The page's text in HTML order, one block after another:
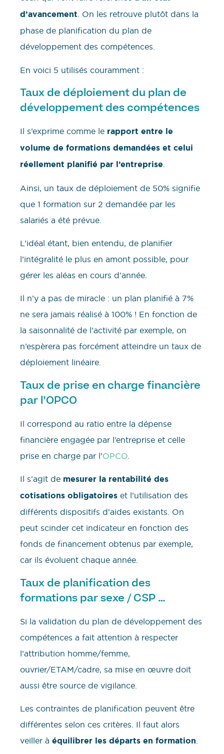
d’avancement. On les retrouve plutôt dans la
phase de planification du plan de
développement des compétences.
En voici 5 utilisés couramment :
Taux de déploiement du plan de
développement des compétences
Il s’exprime comme le rapport entre le
volume de formations demandées et celui
réellement planifié par l’entreprise.
Ainsi, un taux de déploiement de 50% signifie
que 1 formation sur 2 demandée par les
salariés a été prévue.
L’idéal étant, bien entendu, de planifier
l’intégralité le plus en amont possible, pour
gérer les aléas en cours d’année.
Il n’y a pas de miracle : un plan planifié à 7%
ne sera jamais réalisé à 100% ! En fonction de
la saisonnalité de l’activité par exemple, on
n’espèrera pas forcément atteindre un taux de
déploiement linéaire.
Taux de prise en charge financière
par l’OPCO
Il correspond au ratio entre la dépense
financière engagée par l’entreprise et celle
prise en charge par l’OPCO
Il s’agit de mesurer la rentabilité des
cotisations obligatoires et l’utilisation des
différents dispositifs d’aides existants. On
peut scinder cet indicateur en fonction des
fonds de financement obtenus par exemple,
car ils évoluent chaque année.
Taux de planification des
formations par sexe / CSP …
Si la validation du plan de développement des
compétences a fait attention à respecter
l’attribution homme/femme,
ouvrier/ETAM/cadre, sa mise en œuvre doit
aussi être source de vigilance.
Les contraintes de planification peuvent être
différentes selon ces critères. Il faut alors
veiller à équilibrer les départs en formation